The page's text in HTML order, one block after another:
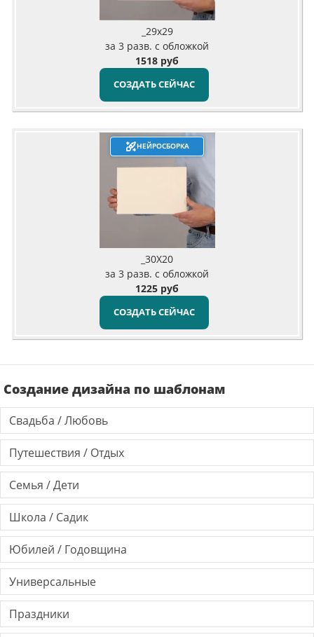
_29х29
за 3 разв. с обложкой
1518 руб
СОЗДАТЬ СЕЙЧАС
НЕЙРОСБОРКА
_30X20
за 3 разв. с обложкой
1225 руб
СОЗДАТЬ СЕЙЧАС
Создание дизайна по шаблонам
Свадьба / Любовь
Путешествия / Отдых
Семья / Дети
Школа / Садик
Юбилей / Годовщина
Универсальные
Праздники